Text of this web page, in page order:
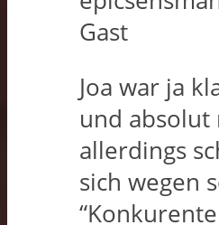
Gast
Joa war ja
und absolut
allerdings
sich wegen